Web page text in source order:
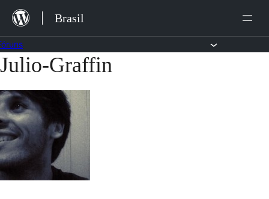
para
o
conteúdo
Brasil
Pular
o
conteúdo
Julio-Graffin